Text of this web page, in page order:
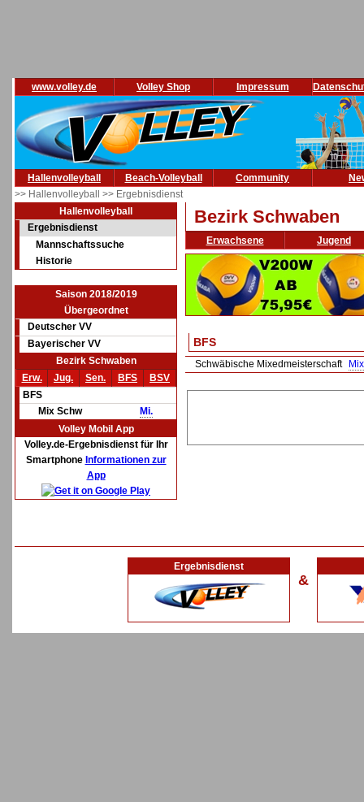
www.volley.de Volley Shop Impressum
Hallenvolleyball Beach-Volleyball Community
>> Hallenvolleyball >> Ergebnisdienst
Hallenvolleyball
Ergebnisdienst
Mannschaftssuche
Historie
Saison 2018/2019
Übergeordnet
Deutscher VV
Bayerischer VV
Bezirk Schwaben
Erw.
Jug. Sen. BFS
BSV
BFS
Mix Schw
Mi.
Volley Mobil App
Volley.de-Ergebnisdienst für Ihr
Smartphone Informationen zur
App
Bezirk Schwaben
Erwachsene Jugend
BFS
Schwäbische Mixedmeisterschaft
Ergebnisdienst
&